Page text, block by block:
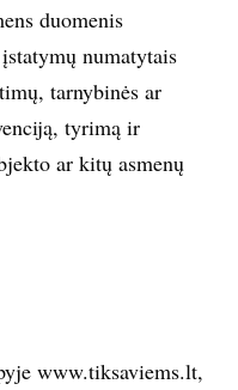
duomenis
numatytais
tarnybinės ar
tyrimą ir
ar kitų asmenų
www.tiksaviems.lt,